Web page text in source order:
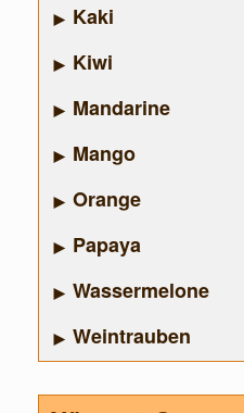
Kaki
Kiwi
Mandarine
Mango
Orange
Papaya
Wassermelone
Weintrauben